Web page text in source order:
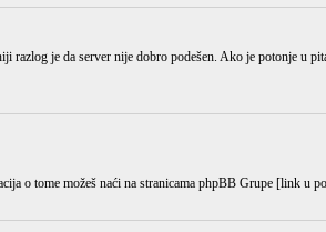
razlog je da server nije dobro podešen. Ako je potonje u
o tome možeš naći na stranicama phpBB Grupe [link u